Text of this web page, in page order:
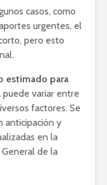
casos, como
urgentes, el
pero esto
estimado para
puede variar entre
factores. Se
anticipación y
en la
de la